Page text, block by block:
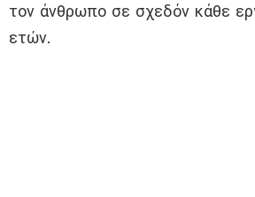
τον άνθρωπο σε σχεδόν κάθε
ετών.